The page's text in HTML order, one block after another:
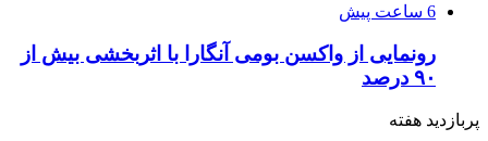
6 ساعت پیش
رونمایی از واکسن بومی آنگارا با اثربخشی بیش از
۹۰ درصد
پربازدید هفته